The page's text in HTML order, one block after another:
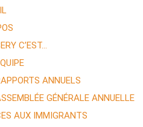
C’EST…
ANNUELS
GÉNÉRALE ANNUELLE
AUX IMMIGRANTS